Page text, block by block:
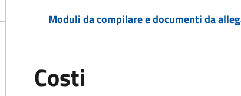
Moduli da compilare e documenti da
Costi